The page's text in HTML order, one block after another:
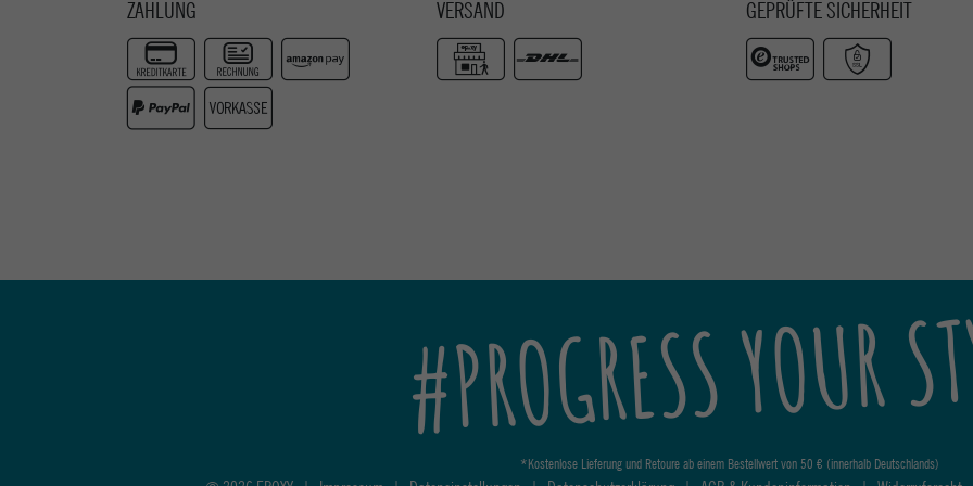
ZAHLUNG VERSAND GEPRÜFTE SICHERHEIT
#PROGRESS YOUR
*Kostenlose Lieferung und Retoure ab einem Bestellwert von 50 € (innerhalb Deutschlands)